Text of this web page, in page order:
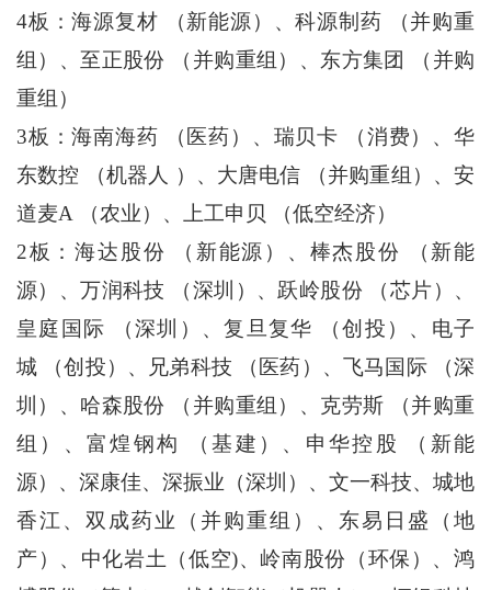
4板：海源复材 （新能源）、科源制药 （并购重
组）、至正股份 （并购重组）、东方集团 （并购
重组）
3板：海南海药 （医药）、瑞贝卡 （消费）、华
东数控 （机器人 ）、大唐电信 （并购重组）、安
道麦A （农业）、上工申贝 （低空经济）
2板：海达股份 （新能源）、棒杰股份 （新能
源）、万润科技 （深圳）、跃岭股份 （芯片）、
皇庭国际 （深圳）、复旦复华 （创投）、电子
城 （创投）、兄弟科技 （医药）、飞马国际 （深
圳）、哈森股份 （并购重组）、克劳斯 （并购重
组）、富煌钢构 （基建）、申华控股 （新能
源）、深康佳、深振业（深圳）、文一科技、城地
香江、双成药业（并购重组）、东易日盛（地
产）、中化岩土（低空)、岭南股份（环保）、鸿